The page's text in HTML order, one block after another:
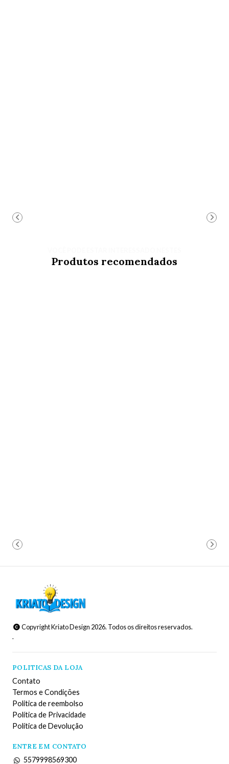
Produtos recomendados
Copyright Kriato Design 2026. Todos os direitos reservados.
.
POLITICAS DA LOJA
Contato
Termos e Condições
Politica de reembolso
Política de Privacidade
Política de Devolução
ENTRE EM CONTATO
5579998569300